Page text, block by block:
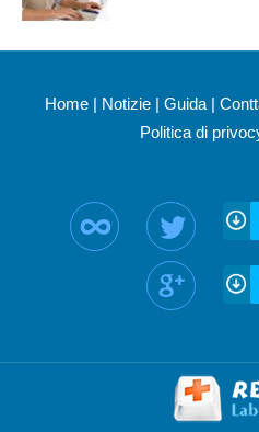
Home| Notizie| Guida|
Politica di
Seguici su: